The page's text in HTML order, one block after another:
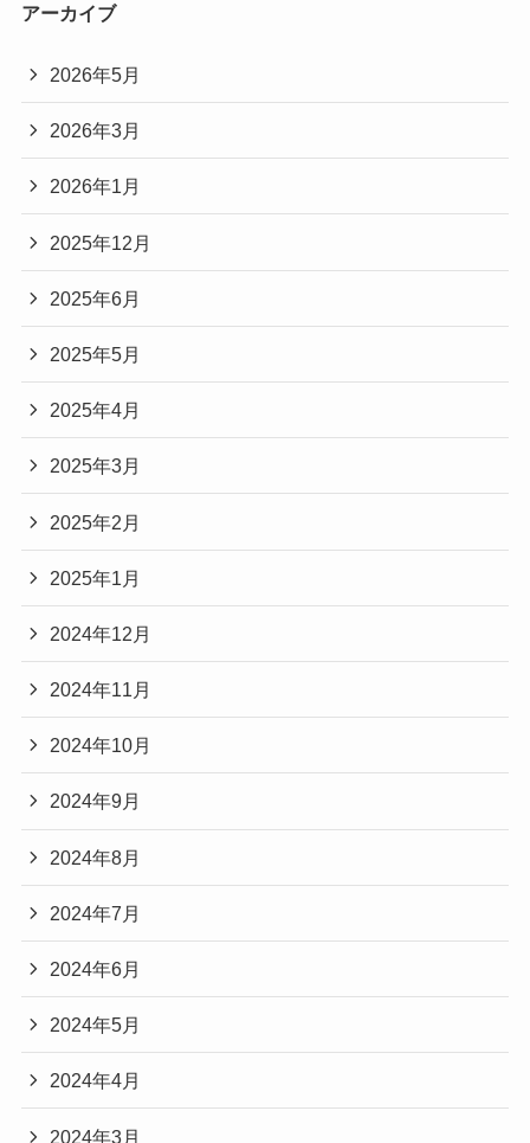
アーカイブ
2026年5月
2026年3月
2026年1月
2025年12月
2025年6月
2025年5月
2025年4月
2025年3月
2025年2月
2025年1月
2024年12月
2024年11月
2024年10月
2024年9月
2024年8月
2024年7月
2024年6月
2024年5月
2024年4月
2024年3月